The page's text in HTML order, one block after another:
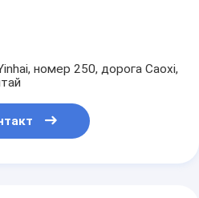
номер 250, дорога Caoxi,